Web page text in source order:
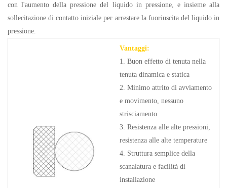
con l'aumento della pressione del liquido in pressione, e insieme alla
sollecitazione di contatto iniziale per arrestare la fuoriuscita del liquido in
pressione.
Vantaggi:
1. Buon effetto di tenuta nella
tenuta dinamica e statica
2. Minimo attrito di avviamento
e movimento, nessuno
strisciamento
3. Resistenza alle alte pressioni,
resistenza alle alte temperature
4. Struttura semplice della
scanalatura e facilità di
installazione